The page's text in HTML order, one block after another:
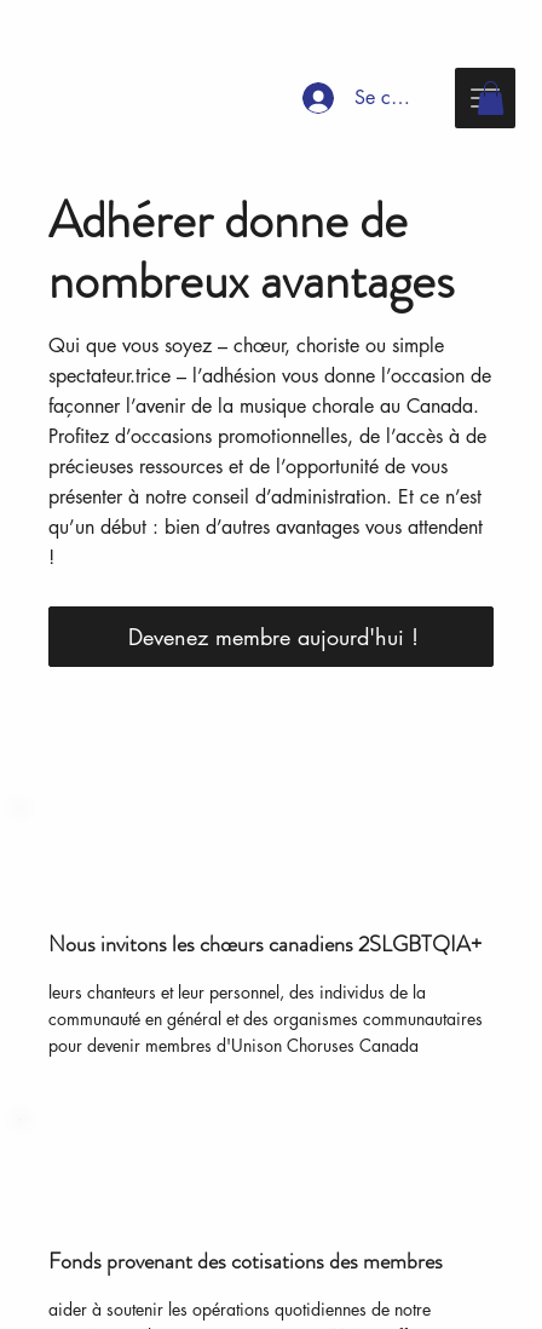
Se connecter
Nous invitons les chœurs canadiens 2SLGBTQIA+
leurs chanteurs et leur personnel, des individus de la
communauté en général et des organismes communautaires
pour devenir membres d'Unison Choruses Canada
Fonds provenant des cotisations des membres
aider à soutenir les opérations quotidiennes de notre
Adhérer donne de
nombreux avantages
Qui que vous soyez – chœur, choriste ou simple
spectateur.trice – l’adhésion vous donne l’occasion de
façonner l’avenir de la musique chorale au Canada.
Profitez d’occasions promotionnelles, de l’accès à de
précieuses ressources et de l’opportunité de vous
présenter à notre conseil d’administration. Et ce n’est
qu’un début : bien d’autres avantages vous attendent
!
Devenez membre aujourd'hui !